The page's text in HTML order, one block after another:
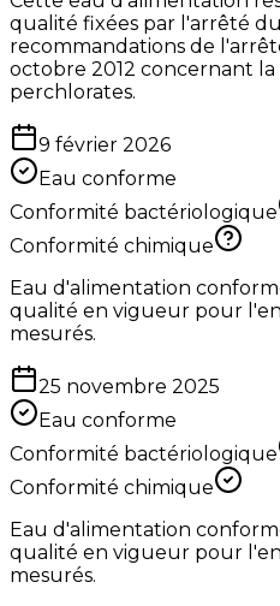
qualité fixées par l'arrêté
recommandations de
octobre 2012 concernant
perchlorates.
9 février 2026
Eau conforme
Conformité bactériologique
Conformité chimique
Eau d'alimentation
qualité en vigueur pour
mesurés.
25 novembre 2025
Eau conforme
Conformité bactériologique
Conformité chimique
Eau d'alimentation
qualité en vigueur pour
mesurés.